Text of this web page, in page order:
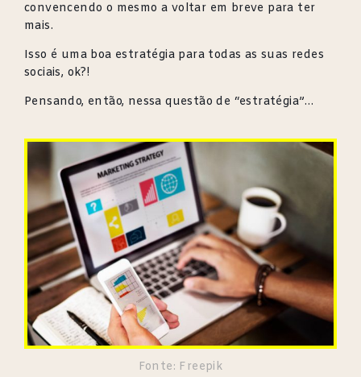
convencendo o mesmo a voltar em breve para ter
mais.
Isso é uma boa estratégia para todas as suas redes
sociais, ok?!
Pensando, então, nessa questão de “estratégia”…
Fonte: Freepik